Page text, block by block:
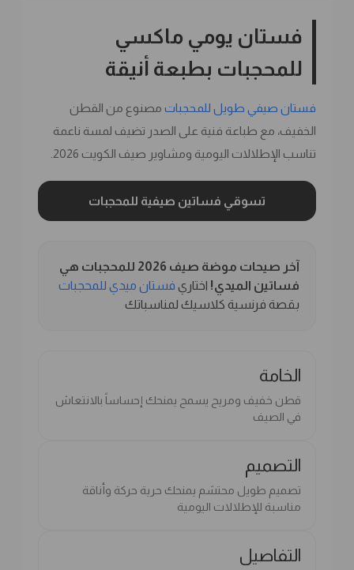
فستان يومي ماكسي
للمحجبات بطبعة أنيقة
فستان صيفي طويل للمحجبات مصنوع من القطن
الخفيف، مع طباعة فنية على الصدر تضيف لمسة ناعمة
تناسب الإطلالات اليومية ومشاوير صيف الكويت 2026.
تسوقي فساتين صيفية للمحجبات
آخر صيحات موضة صيف 2026 للمحجبات هي
فساتين الميدي! اختاري فستان ميدي للمحجبات
بقصة فرنسية كلاسيك لمناسباتك
الخامة
قطن خفيف ومريح يسمح يمنحك إحساساً بالانتعاش
في الصيف
التصميم
تصميم طويل محتشم يمنحك حرية حركة وأناقة
مناسبة للإطلالات اليومية
التفاصيل